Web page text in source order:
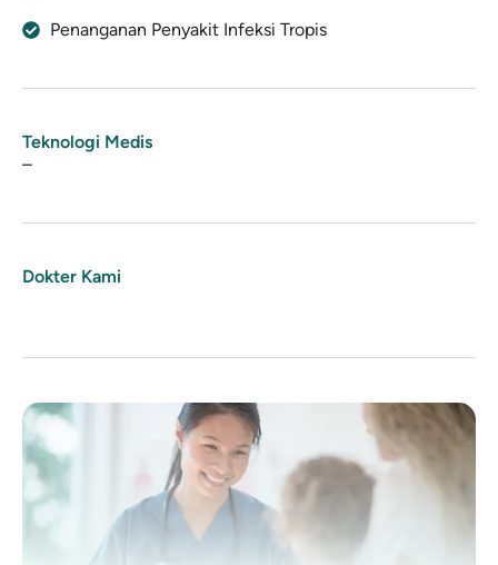
Penanganan Penyakit Infeksi Tropis
Teknologi Medis
–
Dokter Kami